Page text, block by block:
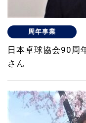
周年事業
日本卓球協会90周
さん